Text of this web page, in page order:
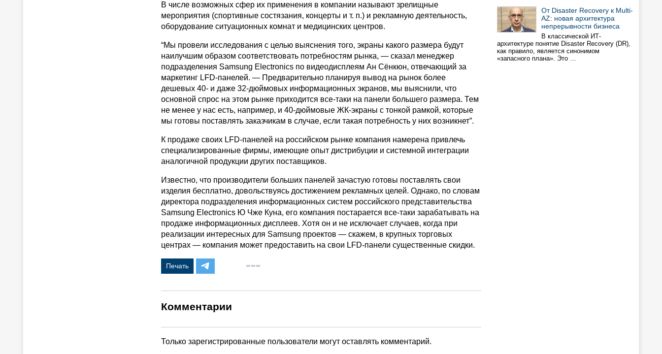
В числе возможных сфер их применения в компании называют зрелищные
мероприятия (спортивные состязания, концерты и т. п.) и рекламную деятельность,
оборудование ситуационных комнат и медицинских центров.
“Мы провели исследования с целью выяснения того, экраны какого размера будут
наилучшим образом соответствовать потребностям рынка, — сказал менеджер
подразделения Samsung Electronics по видеодисплеям Ан Сёнкюн, отвечающий за
маркетинг LFD-панелей. — Предварительно планируя вывод на рынок более
дешевых 40- и даже 32-дюймовых информационных экранов, мы выяснили, что
основной спрос на этом рынке приходится все-таки на панели большего размера. Тем
не менее у нас есть, например, и 40-дюймовые ЖК-экраны с тонкой рамкой, которые
мы готовы поставлять заказчикам в случае, если такая потребность у них возникнет”.
К продаже своих LFD-панелей на российском рынке компания намерена привлечь
специализированные фирмы, имеющие опыт дистрибуции и системной интеграции
аналогичной продукции других поставщиков.
Известно, что производители больших панелей зачастую готовы поставлять свои
изделия бесплатно, довольствуясь достижением рекламных целей. Однако, по словам
директора подразделения информационных систем российского представительства
Samsung Electronics Ю Чже Куна, его компания постарается все-таки зарабатывать на
продаже информационных дисплеев. Хотя он и не исключает случаев, когда при
реализации интересных для Samsung проектов — скажем, в крупных торговых
центрах — компания может предоставить на свои LFD-панели существенные скидки.
Печать
Комментарии
Только зарегистрированные пользователи могут оставлять комментарий.
От Disaster Recovery к Multi-
AZ: новая архитектура
непрерывности бизнеса
В классической ИТ-
архитектуре понятие Disaster Recovery (DR),
как правило, является синонимом
«запасного плана». Это …